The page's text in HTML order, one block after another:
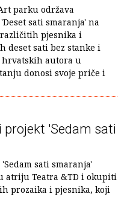
parku održava
sati smaranja' na
različitih pjesnika i
deset sati bez stanke i
hrvatskih autora u
donosi svoje priče i
'Sedam sati
sati smaranja'
atriju Teatra &TD i okupiti
prozaika i pjesnika, koji